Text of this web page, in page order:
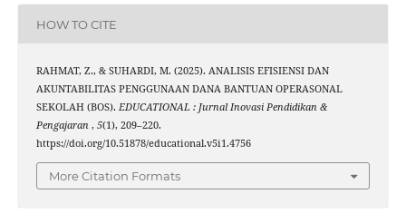
HOW TO CITE
RAHMAT, Z., & SUHARDI, M. (2025). ANALISIS EFISIENSI DAN
AKUNTABILITAS PENGGUNAAN DANA BANTUAN OPERASONAL
SEKOLAH (BOS). EDUCATIONAL : Jurnal Inovasi Pendidikan &
Pengajaran , 5(1), 209–220.
https://doi.org/10.51878/educational.v5i1.4756
More Citation Formats